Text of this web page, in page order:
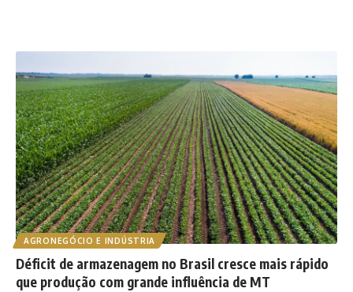
AGRONEGÓCIO E INDÚSTRIA
Déficit de armazenagem no Brasil cresce mais rápido
que produção com grande influência de MT